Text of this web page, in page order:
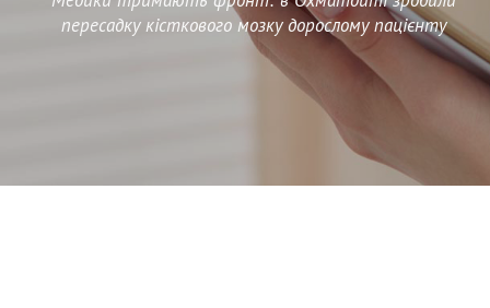
пересадку кісткового мозку дорослому пацієнту